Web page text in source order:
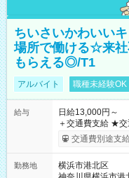
ちいさいかわいい
場所で働ける☆来
もらえる◎/T1
アルバイト 職種未経験OK
給与
日給13,000円～
＋交通費支給 ★交通費全額支給！ ┗案件により規定あり ★日払
いOK！（規定あ
ンビニATMから 日払い
交通費別途支
勤務地
横浜市港北区